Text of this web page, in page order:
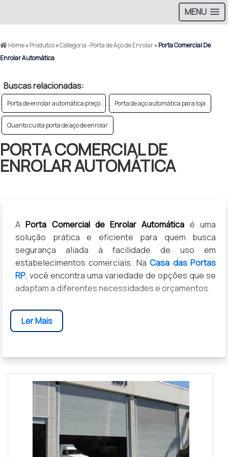
MENU
Home»Produtos»Categoria -Porta de Aço de Enrolar»Porta Comercial De
Enrolar Automática
Buscas relacionadas:
Porta de enrolar automática preço Porta de aço automática para loja
Quanto custa porta de aço de enrolar
PORTA COMERCIAL DE
ENROLAR AUTOMÁTICA
APorta Comercial de Enrolar Automática é uma
solução prática e eficiente para quem busca
segurança aliada à facilidade de uso em
estabelecimentos comerciais. NaCasa das Portas
RP, você encontra uma variedade de opções que se
adaptam a diferentes necessidades e orçamentos.
VANTAGENS DA PORTA COMERCIAL
DE ENROLAR AUTOMÁTICA
toque de controle remoto, é possível abrir e fechar a
porta sem esforço, garantindo rapidez e
comodidade. Além disso, esses modelos são mais
seguros, pois dispõem de sistemas de travamento
automáticos que dificultam invasões.
TIPOS DE PORTA COMERCIAL DE
Ler Mais